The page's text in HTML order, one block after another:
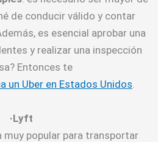
de conducir válido y contar
es esencial aprobar una
y realizar una inspección
Entonces te
un Uber en Estados Unidos.
·Lyft
popular para transportar